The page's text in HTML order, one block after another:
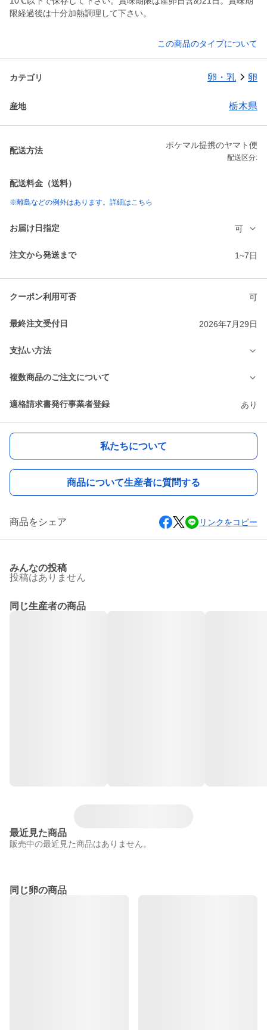
限経過後は十分加熱調理して下さい。
この商品のタイプについて
カテゴリ 卵・乳 卵
産地 栃木県
配送方法
ポケマル提携のヤマト便
配送区分:
配送料金（送料）
※離島などの例外はあります。詳細はこちら
お届け日指定 可
注文から発送まで 1~7日
クーポン利用可否 可
最終注文受付日 2026年7月29日
支払い方法
複数商品のご注文について
適格請求書発行事業者登録 あり
私たちについて
商品について生産者に質問する
商品をシェア リンクをコピー
みんなの投稿
投稿はありません
同じ生産者の商品
最近見た商品
販売中の最近見た商品はありません。
同じ卵の商品